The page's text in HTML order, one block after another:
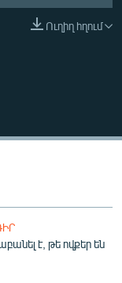
Ուղիղ հղում
է, թե ովքեր են